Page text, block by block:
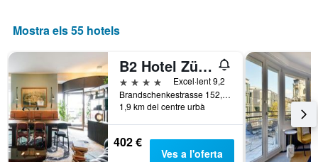
Mostra els 55 hotels
B2 Hotel Zürich
4 estrelles
Excel·lent 9,2
Brandschenkestrasse 152, Zuric, Zuric, Suïssa
1,9 km del centre urbà
402 €
Ves a l'oferta